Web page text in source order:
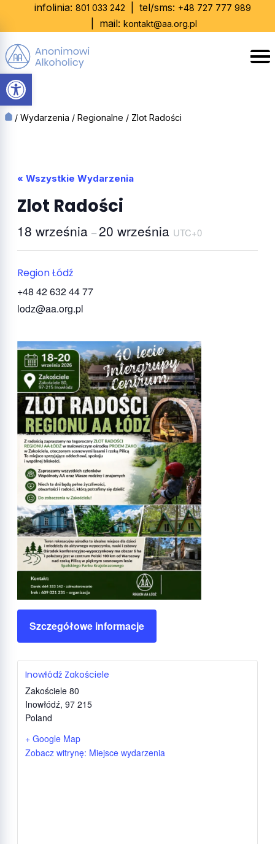
Otwórz pasek narzędzi
infolinia: 801 033 242 tel/sms: +48 727 777 989
mail: kontakt@aa.org.pl
/ Wydarzenia / Regionalne / Zlot Radości
« Wszystkie Wydarzenia
Zlot Radości
18 września –20 września UTC+0
Region Łódź
+48 42 632 44 77
lodz@aa.org.pl
Szczegółowe informacje
Inowłódź Zakościele
Zakościele 80
Inowłódź, 97 215
Poland
+ Google Map
Zobacz witrynę: Miejsce wydarzenia